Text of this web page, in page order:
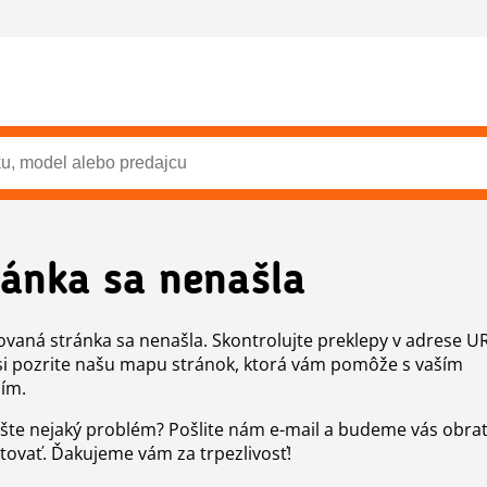
sa nenašla
stránka sa nenašla. Skontrolujte preklepy v adrese
pozrite našu mapu stránok, ktorá vám pomôže s vaším
nejaký problém? Pošlite nám e-mail a budeme vás
Ďakujeme vám za trpezlivosť!